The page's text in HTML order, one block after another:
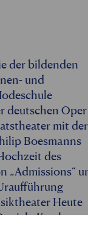
der bildenden
und
deutschen Oper
mit der
Boesmanns
des
„Admissions“
Heute
Kerck,